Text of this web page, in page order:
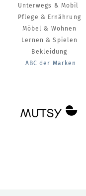
Unterwegs & Mobil
Pflege & Ernährung
Möbel & Wohnen
Lernen & Spielen
Bekleidung
ABC der Marken